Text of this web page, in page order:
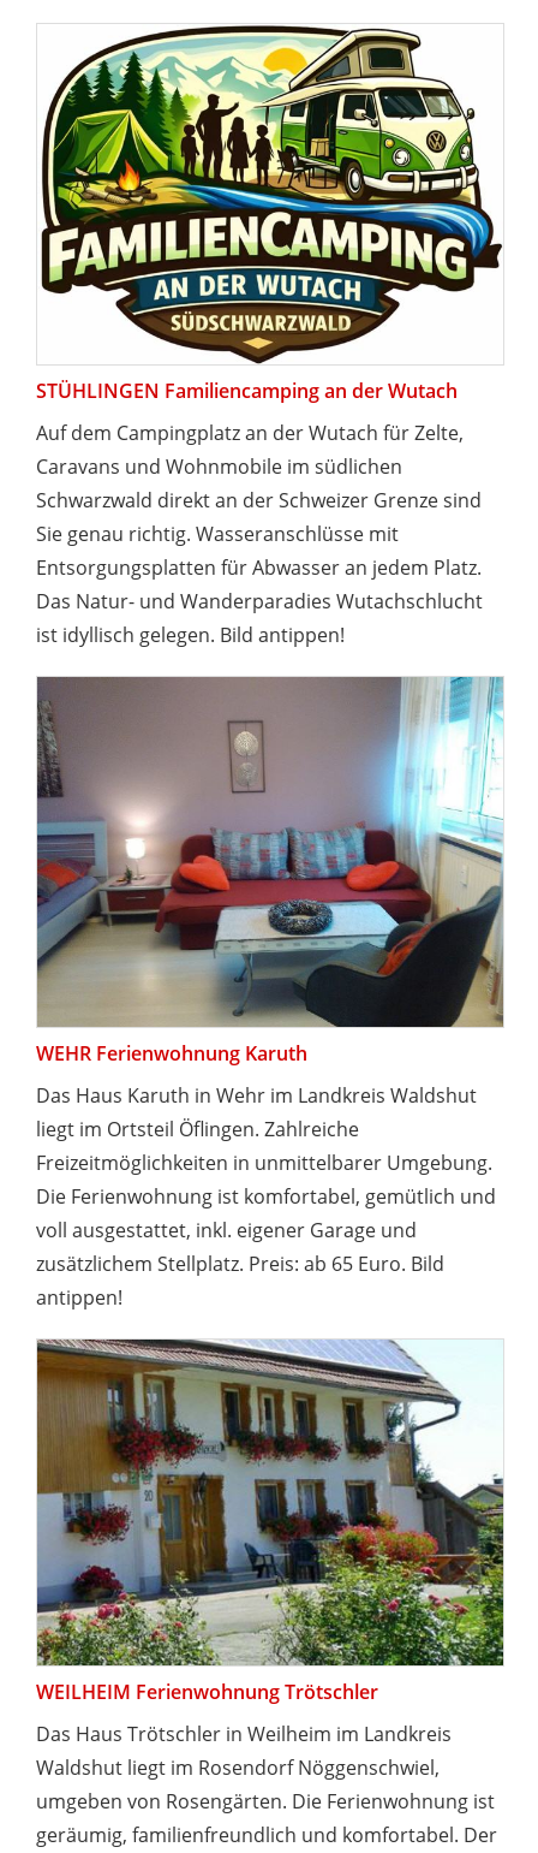
STÜHLINGEN Familiencamping an der Wutach
Auf dem Campingplatz an der Wutach für Zelte,
Caravans und Wohnmobile im südlichen
Schwarzwald direkt an der Schweizer Grenze sind
Sie genau richtig. Wasseranschlüsse mit
Entsorgungsplatten für Abwasser an jedem Platz.
Das Natur- und Wanderparadies Wutachschlucht
ist idyllisch gelegen. Bild antippen!
WEHR Ferienwohnung Karuth
Das Haus Karuth in Wehr im Landkreis Waldshut
liegt im Ortsteil Öflingen. Zahlreiche
Freizeitmöglichkeiten in unmittelbarer Umgebung.
Die Ferienwohnung ist komfortabel, gemütlich und
voll ausgestattet, inkl. eigener Garage und
zusätzlichem Stellplatz. Preis: ab 65 Euro. Bild
antippen!
WEILHEIM Ferienwohnung Trötschler
Das Haus Trötschler in Weilheim im Landkreis
Waldshut liegt im Rosendorf Nöggenschwiel,
umgeben von Rosengärten. Die Ferienwohnung ist
geräumig, familienfreundlich und komfortabel. Der